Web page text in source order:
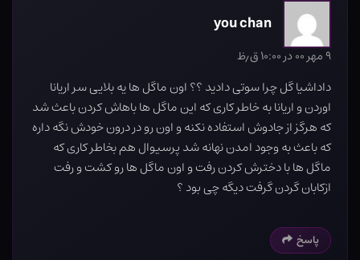
you chan
۹ مهر ۰۰ در ۱۰:۰۰ ق٫ظ
داداشیا گل چرا سوتی دادید ؟؟ اون ماگل ها یه بلایی سر اریانا
اوردن و اریانا به خاطر کاری که این ماگل ها باهاش کردن باعث شد
که هرگز از جادوش استفاده نکنه و اون رو در درون خودش نگه داره
که باعث به وجود امدن نهانه شد پرسیوال هم بخاطر کاری که
ماگل ها با دخترش کردن رفت و اون ماگل ها رو کشت و رفت
ازکابان گردن گرفت دیگه چی بود ؟
پاسخ